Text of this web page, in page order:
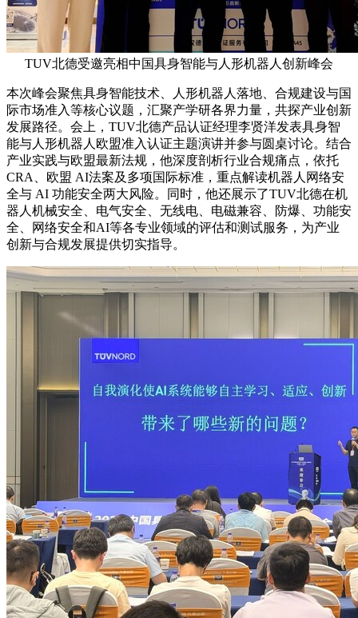
TUV北德受邀亮相中国具身智能与人形机器人创新峰会
本次峰会聚焦具身智能技术、人形机器人落地、合规建设与国
际市场准入等核心议题，汇聚产学研各界力量，共探产业创新
发展路径。会上，TUV北德产品认证经理李贤洋发表具身智
能与人形机器人欧盟准入认证主题演讲并参与圆桌讨论。结合
产业实践与欧盟最新法规，他深度剖析行业合规痛点，依托
CRA、欧盟 AI法案及多项国际标准，重点解读机器人网络安
全与 AI 功能安全两大风险。同时，他还展示了TUV北德在机
器人机械安全、电气安全、无线电、电磁兼容、防爆、功能安
全、网络安全和AI等各专业领域的评估和测试服务，为产业
创新与合规发展提供切实指导。